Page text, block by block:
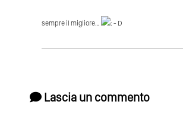
sempre il migliore…
Lascia un commento